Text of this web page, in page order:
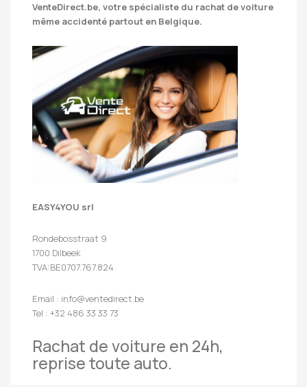
VenteDirect.be, votre spécialiste du rachat de voiture
même accidenté partout en Belgique.
EASY4YOU srl
Rondebosstraat 9
1700 Dilbeek
TVA:BE0707.767.824
Email : info@ventedirect.be
Tel : +32 486 33 33 73
Rachat de voiture en 24h,
reprise toute auto.